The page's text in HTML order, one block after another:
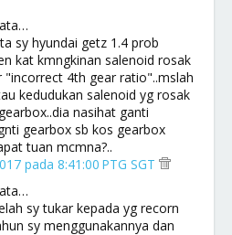
sy hyundai getz 1.4 prob
kat kmngkinan salenoid rosak
"incorrect 4th gear ratio"..mslah
kedudukan salenoid yg rosak
nasihat ganti
gearbox sb kos gearbox
tuan mcmna?..
pada 8:41:00 PTG SGT
sy tukar kepada yg recorn
sy menggunakannya dan